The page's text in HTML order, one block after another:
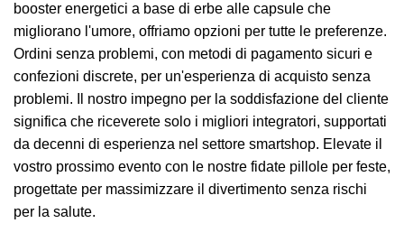
booster energetici a base di erbe alle capsule che
migliorano l'umore, offriamo opzioni per tutte le preferenze.
Ordini senza problemi, con metodi di pagamento sicuri e
confezioni discrete, per un'esperienza di acquisto senza
problemi. Il nostro impegno per la soddisfazione del cliente
significa che riceverete solo i migliori integratori, supportati
da decenni di esperienza nel settore smartshop. Elevate il
vostro prossimo evento con le nostre fidate pillole per feste,
progettate per massimizzare il divertimento senza rischi
per la salute.